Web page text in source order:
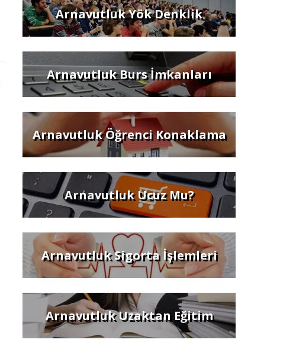
Arnavutluk Yök Denklik
Arnavutluk Burs İmkanları
Arnavutluk Öğrenci Konaklama
Arnavutluk Ucuz Mu?
Arnavutluk Sigorta İşlemleri
Arnavutluk Uzaktan Eğitim